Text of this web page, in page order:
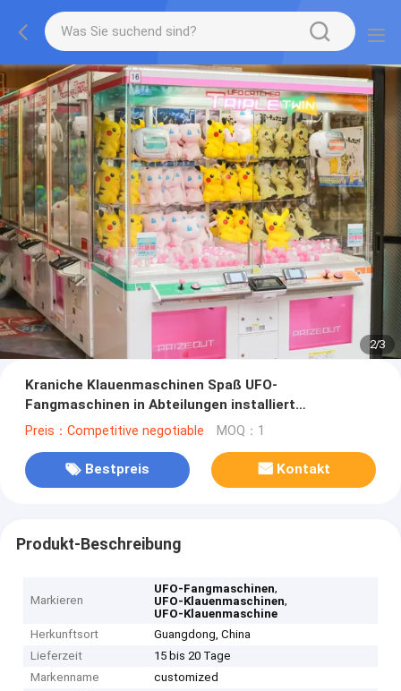
2/3
Kraniche Klauenmaschinen Spaß UFO-
Fangmaschinen in Abteilungen installiert
Einzelhandel oder Großhandel
Preis：Competitive negotiable MOQ：1
Bestpreis Kontakt
Produkt-Beschreibung
Markieren
UFO-Fangmaschinen,
UFO-Klauenmaschinen,
UFO-Klauenmaschine
Herkunftsort
Guangdong, China
Lieferzeit
15 bis 20 Tage
Markenname
customized